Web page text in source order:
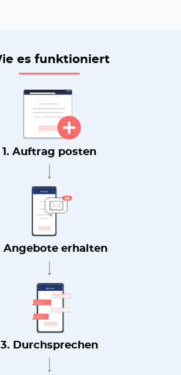
es funktioniert
1. Auftrag posten
Angebote erhalten
3. Durchsprechen